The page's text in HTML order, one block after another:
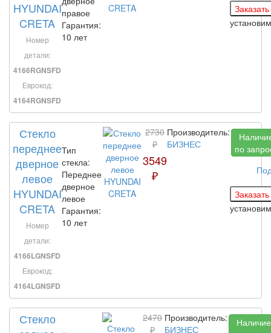
HYUNDAI
CRETA
Номер
детали:
4166RGNSFD
Еврокод:
4164RGNSFD
правое
Гарантия:
10 лет
Стекло
переднее
дверное
левое
HYUNDAI
CRETA
Номер
детали:
4166LGNSFD
Еврокод:
4164LGNSFD
Тип
стекла:
Переднее
дверное
левое
Гарантия:
10 лет
2730
₽
3549
₽
Производитель:
БИЗНЕС
по
Стекло
2470
₽
Производитель:
БИЗНЕС
Наличие